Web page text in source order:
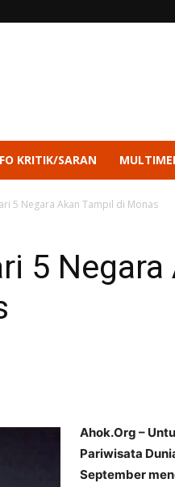
KRITIK/SARAN
5 Negara Akan Tampil di Monas
5 Negara
Ahok.Org –
Pariwisata
September